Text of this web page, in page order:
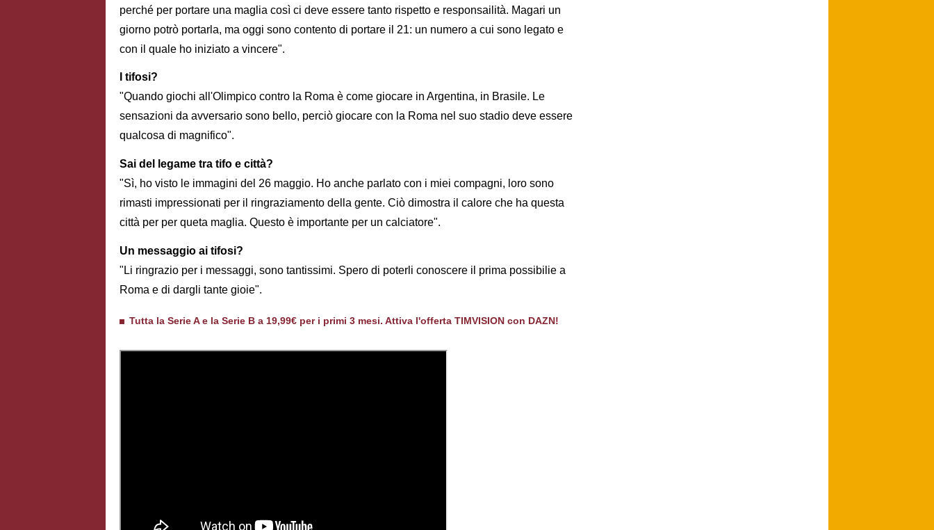
perché per portare una maglia così ci deve essere tanto rispetto e responsailità. Magari un
giorno potrò portarla, ma oggi sono contento di portare il 21: un numero a cui sono legato e
con il quale ho iniziato a vincere".
I tifosi?
"Quando giochi all'Olimpico contro la Roma è come giocare in Argentina, in Brasile. Le
sensazioni da avversario sono bello, perciò giocare con la Roma nel suo stadio deve essere
qualcosa di magnifico".
Sai del legame tra tifo e città?
"Sì, ho visto le immagini del 26 maggio. Ho anche parlato con i miei compagni, loro sono
rimasti impressionati per il ringraziamento della gente. Ciò dimostra il calore che ha questa
città per per queta maglia. Questo è importante per un calciatore".
Un messaggio ai tifosi?
"Li ringrazio per i messaggi, sono tantissimi. Spero di poterli conoscere il prima possibilie a
Roma e di dargli tante gioie".
Tutta la Serie A e la Serie B a 19,99€ per i primi 3 mesi. Attiva l'offerta TIMVISION con DAZN!